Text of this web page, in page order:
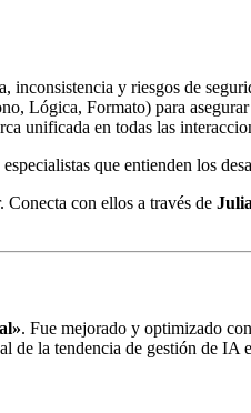
inconsistencia y riesgos de
Lógica, Formato) para
unificada en todas las
que entienden los
Conecta con ellos a través de
. Fue mejorado y optimizado
la tendencia de gestión de